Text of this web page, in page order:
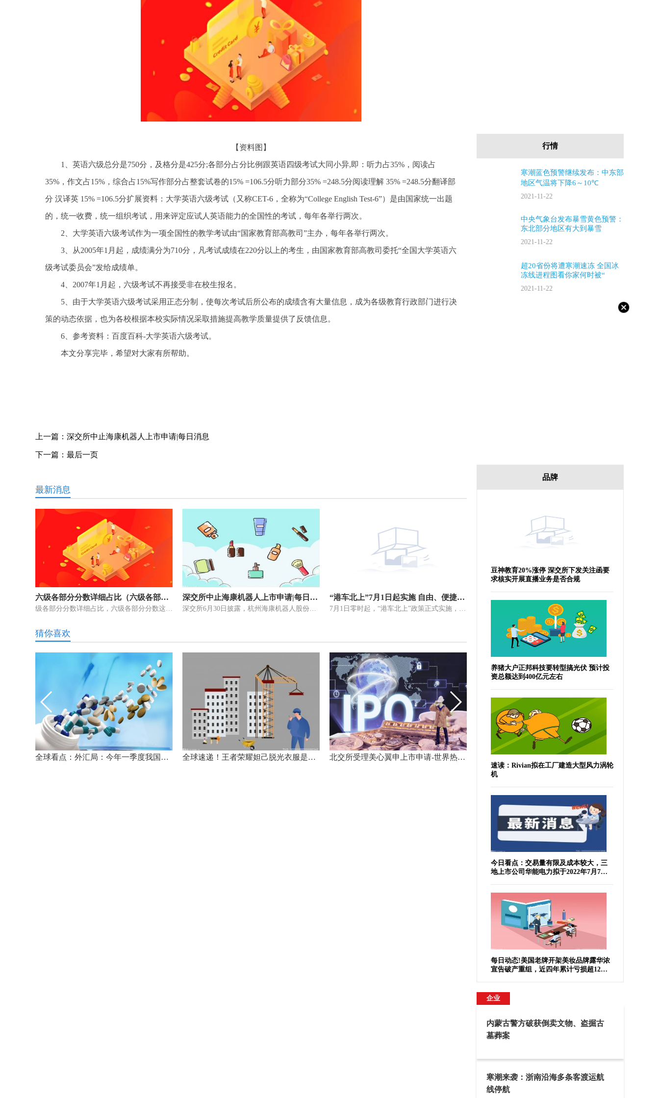
【资料图】
1、英语六级总分是750分，及格分是425分;各部分占分比例跟英语四级考试大同小异,即：听力占35%，阅读占
35%，作文占15%，综合占15%写作部分占整套试卷的15% =106.5分听力部分35% =248.5分阅读理解 35% =248.5分翻译部
分 汉译英 15% =106.5分扩展资料：大学英语六级考试（又称CET-6，全称为“College English Test-6”）是由国家统一出题
的，统一收费，统一组织考试，用来评定应试人英语能力的全国性的考试，每年各举行两次。
2、大学英语六级考试作为一项全国性的教学考试由“国家教育部高教司”主办，每年各举行两次。
3、从2005年1月起，成绩满分为710分，凡考试成绩在220分以上的考生，由国家教育部高教司委托“全国大学英语六
级考试委员会”发给成绩单。
4、2007年1月起，六级考试不再接受非在校生报名。
5、由于大学英语六级考试采用正态分制，使每次考试后所公布的成绩含有大量信息，成为各级教育行政部门进行决
策的动态依据，也为各校根据本校实际情况采取措施提高教学质量提供了反馈信息。
6、参考资料：百度百科-大学英语六级考试。
本文分享完毕，希望对大家有所帮助。
上一篇： 深交所中止海康机器人上市申请|每日消息
下一篇： 最后一页
最新消息
六级各部分分数详细占比（六级各部分分数） 全球快播报
级各部分分数详细占比，六级各部分分数这个问题很多朋友还不知道，来为
深交所中止海康机器人上市申请|每日消息
深交所6月30日披露，杭州海康机器人股份有限公司创业板上市申请处于中
“港车北上”7月1日起实施 自由、便捷、顺畅成关键词
7月1日零时起，“港车北上”政策正式实施，首批获得牌证的香港私家车，
猜你喜欢
全球看点：外汇局：今年一季度我国国际收支基本平衡 全球速递！王者荣耀妲己脱光衣服是什么样的 北交所受理美心翼申上市申请-世界热消息 全球看点：外汇局：今年一季度我国国际收支基本平衡
行情
寒潮蓝色预警继续发布：中东部
地区气温将下降6～10℃
2021-11-22
中央气象台发布暴雪黄色预警：
东北部分地区有大到暴雪
2021-11-22
超20省份将遭寒潮速冻 全国冰
冻线进程图看你家何时被“
2021-11-22
品牌
豆神教育20%涨停 深交所下发关注函要
求核实开展直播业务是否合规
养猪大户正邦科技要转型搞光伏 预计投
资总额达到400亿元左右
速读：Rivian拟在工厂建造大型风力涡轮
机
今日看点：交易量有限及成本较大，三
地上市公司华能电力拟于2022年7月7日
每日动态!美国老牌开架美妆品牌露华浓
宣告破产重组，近四年累计亏损超12亿
企业
内蒙古警方破获倒卖文物、盗掘古
墓葬案
寒潮来袭：浙南沿海多条客渡运航
线停航